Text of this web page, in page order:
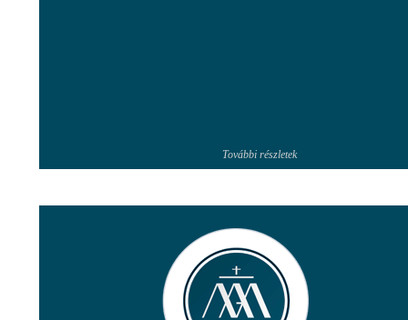
További részletek